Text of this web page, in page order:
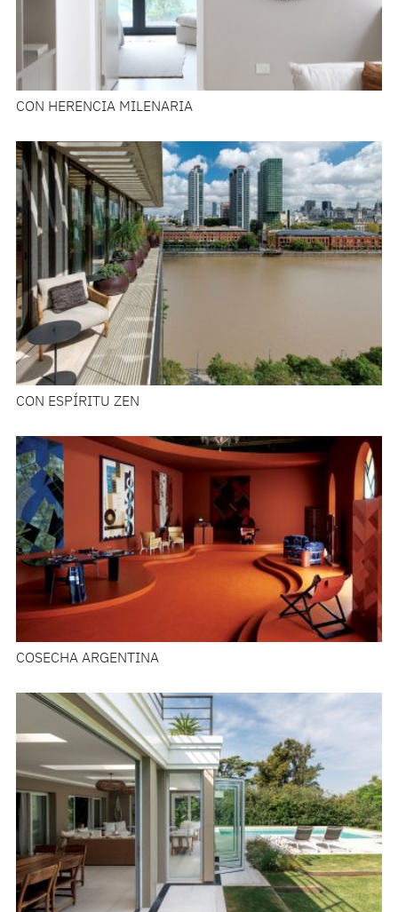
CON HERENCIA MILENARIA
CON ESPÍRITU ZEN
COSECHA ARGENTINA